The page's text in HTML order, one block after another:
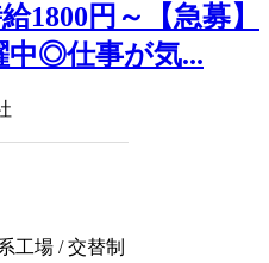
1800円～【急募】
中◎仕事が気...
工場 / 交替制